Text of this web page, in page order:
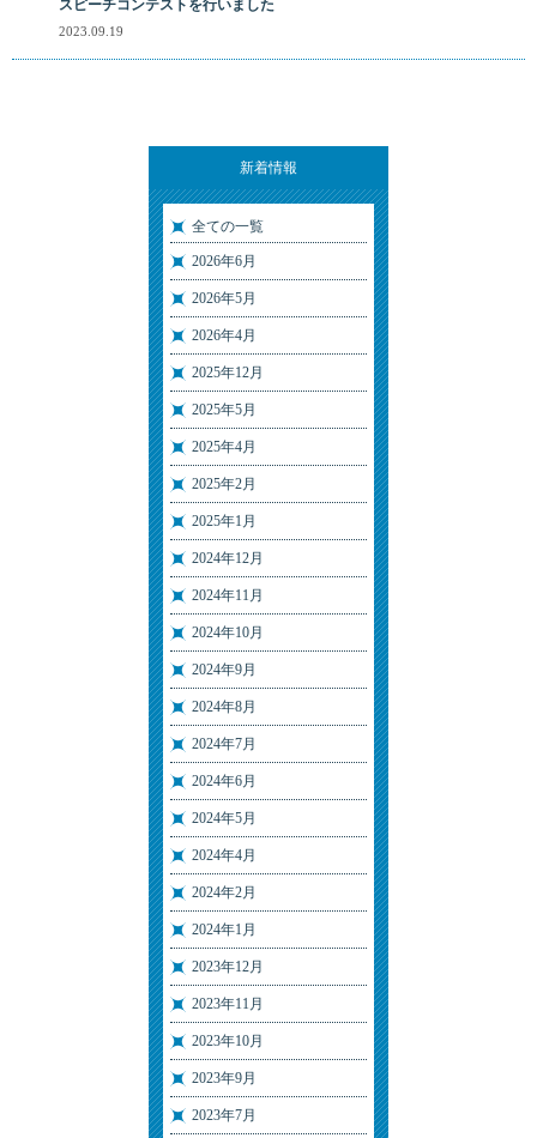
新着情報
全ての一覧
2026年6月
2026年5月
2026年4月
2025年12月
2025年5月
2025年4月
2025年2月
2025年1月
2024年12月
2024年11月
2024年10月
2024年9月
2024年8月
2024年7月
2024年6月
2024年5月
2024年4月
2024年2月
2024年1月
2023年12月
2023年11月
2023年10月
2023年9月
2023年7月
スピーチコンテストを行いました
2023.09.19